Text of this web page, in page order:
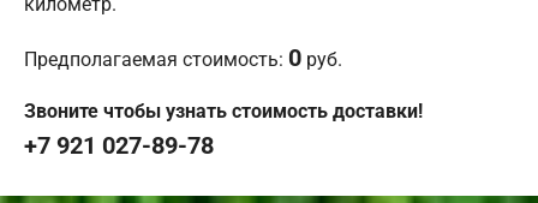
Предполагаемая стоимость: 0 руб.
Звоните чтобы узнать стоимость доставки!
+7 921 027-89-78